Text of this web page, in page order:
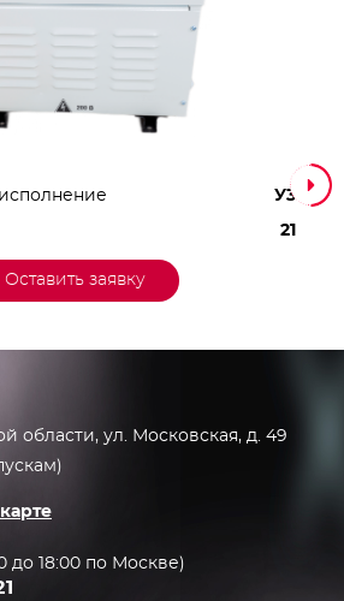
У3
21
Оставить заявку
области, ул. Московская, д. 49
до 18:00 по Москве)